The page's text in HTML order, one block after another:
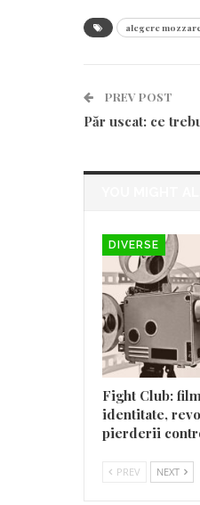
alegere
PREV POST
Păr uscat: ce
DIVERSE
Fight Club:
identitate,
pierderii
PREV NEXT